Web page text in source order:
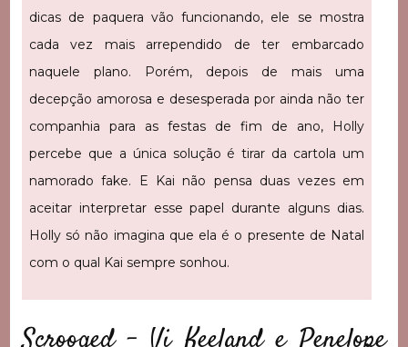
dicas de paquera vão funcionando, ele se mostra
cada vez mais arrependido de ter embarcado
naquele plano. Porém, depois de mais uma
decepção amorosa e desesperada por ainda não ter
companhia para as festas de fim de ano, Holly
percebe que a única solução é tirar da cartola um
namorado fake. E Kai não pensa duas vezes em
aceitar interpretar esse papel durante alguns dias.
Holly só não imagina que ela é o presente de Natal
com o qual Kai sempre sonhou.